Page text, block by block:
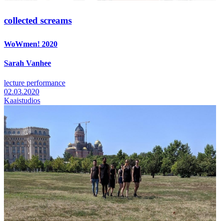
collected screams
WoWmen! 2020
Sarah Vanhee
lecture performance
02.03.2020
Kaaistudios